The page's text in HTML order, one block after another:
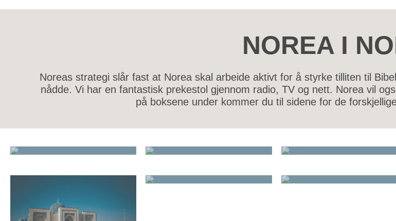
NOREA I
Noreas strategi slår fast at Norea skal arbeide aktivt for å styrke tilliten til
nådde. Vi har en fantastisk prekestol gjennom radio, TV og nett. Norea vil
på boksene under kommer du til sidene for de